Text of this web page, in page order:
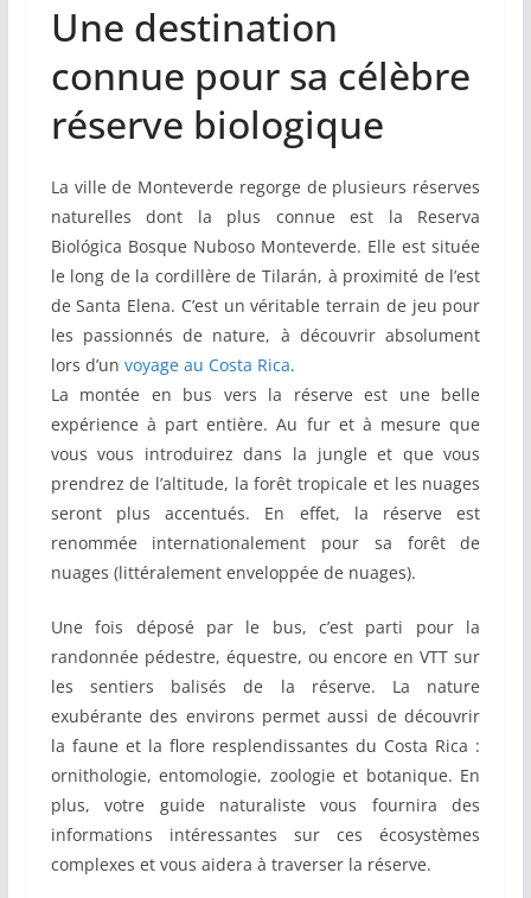
Une destination
connue pour sa célèbre
réserve biologique
La ville de Monteverde regorge de plusieurs réserves
naturelles dont la plus connue est la Reserva
Biológica Bosque Nuboso Monteverde. Elle est située
le long de la cordillère de Tilarán, à proximité de l’est
de Santa Elena. C’est un véritable terrain de jeu pour
les passionnés de nature, à découvrir absolument
lors d’un voyage au Costa Rica.
La montée en bus vers la réserve est une belle
expérience à part entière. Au fur et à mesure que
vous vous introduirez dans la jungle et que vous
prendrez de l’altitude, la forêt tropicale et les nuages
seront plus accentués. En effet, la réserve est
renommée internationalement pour sa forêt de
nuages (littéralement enveloppée de nuages).
Une fois déposé par le bus, c’est parti pour la
randonnée pédestre, équestre, ou encore en VTT sur
les sentiers balisés de la réserve. La nature
exubérante des environs permet aussi de découvrir
la faune et la flore resplendissantes du Costa Rica :
ornithologie, entomologie, zoologie et botanique. En
plus, votre guide naturaliste vous fournira des
informations intéressantes sur ces écosystèmes
complexes et vous aidera à traverser la réserve.